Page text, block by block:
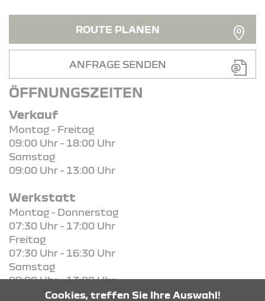
ROUTE PLANEN
ANFRAGE SENDEN
ÖFFNUNGSZEITEN
Verkauf
Montag - Freitag
09:00 Uhr - 18:00 Uhr
Samstag
09:00 Uhr - 13:00 Uhr
Werkstatt
Montag - Donnerstag
07:30 Uhr - 17:00 Uhr
Freitag
07:30 Uhr - 16:30 Uhr
Samstag
09:00 Uhr - 13:00 Uhr
Cookies, treffen Sie Ihre Auswahl!